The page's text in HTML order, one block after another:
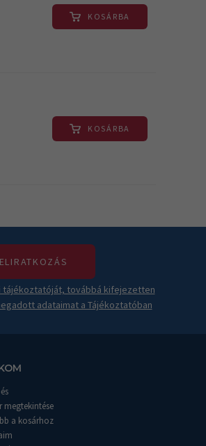
KOSÁRBA
KOSÁRBA
tájékoztatóját, továbbá kifejezetten
adataimat a Tájékoztatóban
megtekintése
a kosárhoz